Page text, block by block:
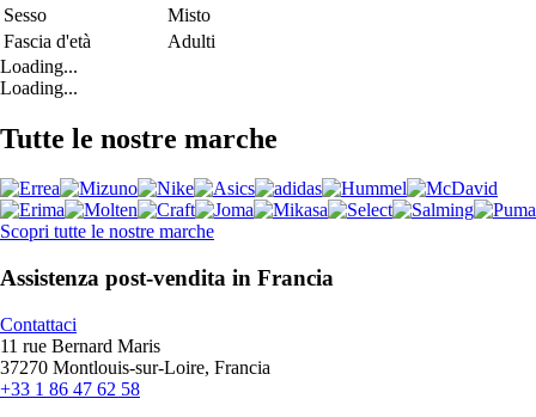
Sesso
Misto
Fascia d'età
Adulti
Loading...
Loading...
Tutte le nostre marche
Scopri tutte le nostre marche
Assistenza post-vendita in Francia
Contattaci
11 rue Bernard Maris
37270 Montlouis-sur-Loire, Francia
+33 1 86 47 62 58